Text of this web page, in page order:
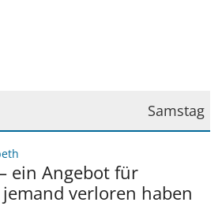
Samstag
2026
ein Angebot für
verloren haben